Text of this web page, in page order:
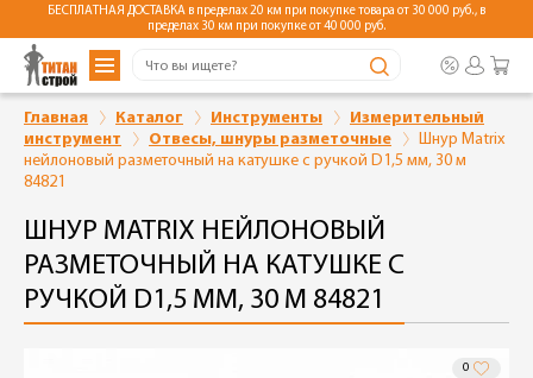
БЕСПЛАТНАЯ ДОСТАВКА в пределах 20 км при покупке товара от 30 000 руб., в
пределах 30 км при покупке от 40 000 руб.
Главная Каталог Инструменты
Измерительный
инструмент
Отвесы, шнуры разметочные
Шнур Matrix
нейлоновый разметочный на катушке c ручкой D1,5 мм, 30 м
84821
ШНУР MATRIX НЕЙЛОНОВЫЙ
РАЗМЕТОЧНЫЙ НА КАТУШКЕ C
РУЧКОЙ D1,5 ММ, 30 М 84821
0